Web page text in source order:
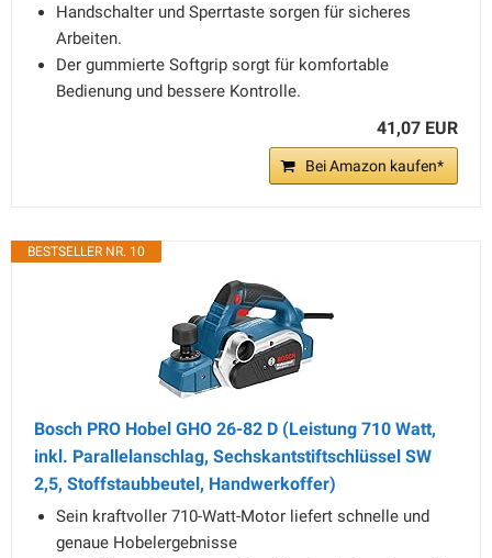
Handschalter und Sperrtaste sorgen für sicheres
Arbeiten.
Der gummierte Softgrip sorgt für komfortable
Bedienung und bessere Kontrolle.
41,07 EUR
Bei Amazon kaufen*
BESTSELLER NR. 10
Bosch PRO Hobel GHO 26-82 D (Leistung 710 Watt,
inkl. Parallelanschlag, Sechskantstiftschlüssel SW
2,5, Stoffstaubbeutel, Handwerkoffer)
Sein kraftvoller 710-Watt-Motor liefert schnelle und
genaue Hobelergebnisse